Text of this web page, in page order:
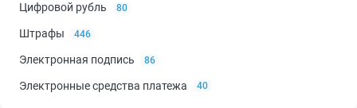
Цифровой рубль 80
Штрафы 446
Электронная подпись 86
Электронные средства платежа 40